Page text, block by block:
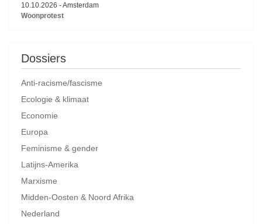
10.10.2026 -Amsterdam
Woonprotest
Dossiers
Anti-racisme/fascisme
Ecologie & klimaat
Economie
Europa
Feminisme & gender
Latijns-Amerika
Marxisme
Midden-Oosten & Noord Afrika
Nederland